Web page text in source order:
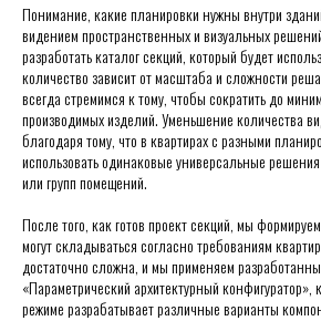
Понимание, какие планировки нужны внутри
видением пространственных и визуальных
разработать каталог секций, который будет
количество зависит от масштаба и сложности
всегда стремимся к тому, чтобы сократить до
производимых изделий. Уменьшение количества
благодаря тому, что в квартирах с разными
использовать одинаковые универсальные
или групп помещений.
После того, как готов проект секций, мы
могут складываться согласно требованиям
достаточно сложна, и мы применяем
«Параметрический архитектурный конфигуратор»,
режиме разрабатывает различные варианты